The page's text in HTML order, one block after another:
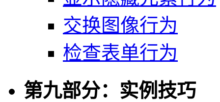
交换图像行为
检查表单行为
第九部分：实例技巧